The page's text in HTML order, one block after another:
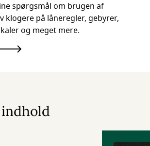
spørgsmål om brugen af
klogere på låneregler, gebyrer,
og meget mere.